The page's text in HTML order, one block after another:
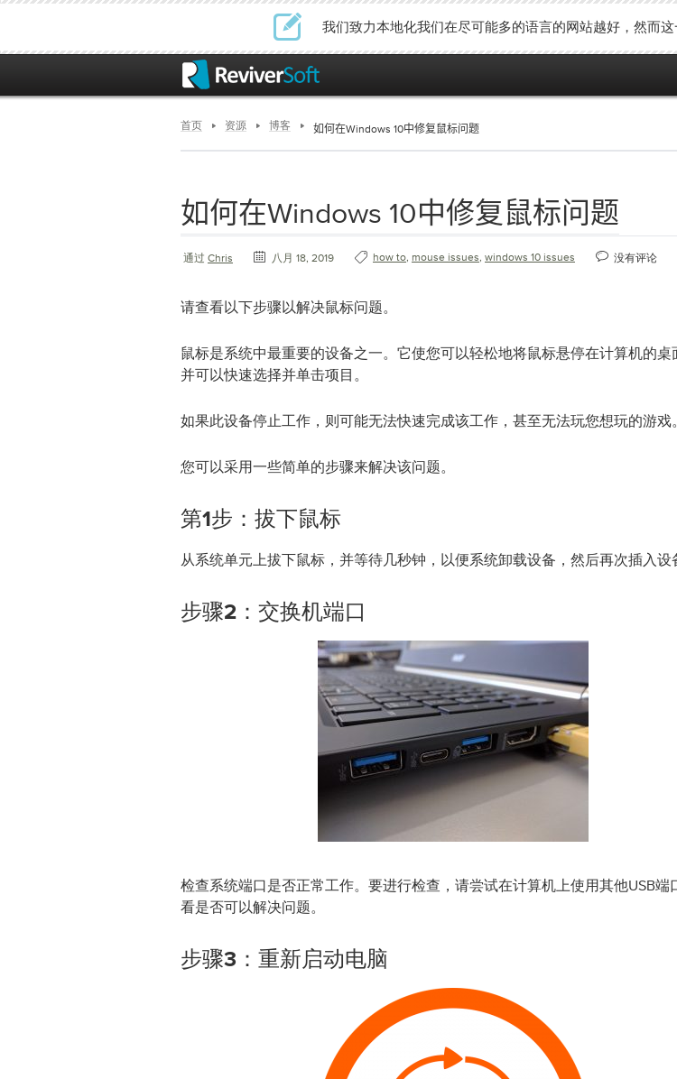
我们致力本地化我们在尽可能多的语言的网站越好，然而这
首页 资源 博客 如何在Windows 10中修复鼠标问题
如何在Windows 10中修复鼠标问题
通过 Chris 八月 18, 2019 how to, mouse issues, windows 10 issues 没有评论
请查看以下步骤以解决鼠标问题。
鼠标是系统中最重要的设备之一。它使您可以轻松地将鼠标悬停在计算机的桌
并可以快速选择并单击项目。
如果此设备停止工作，则可能无法快速完成该工作，甚至无法玩您想玩的游戏。
您可以采用一些简单的步骤来解决该问题。
第1步：拔下鼠标
从系统单元上拔下鼠标，并等待几秒钟，以便系统卸载设备，然后再次插入设
步骤2：交换机端口
检查系统端口是否正常工作。要进行检查，请尝试在计算机上使用其他USB端
看是否可以解决问题。
步骤3：重新启动电脑